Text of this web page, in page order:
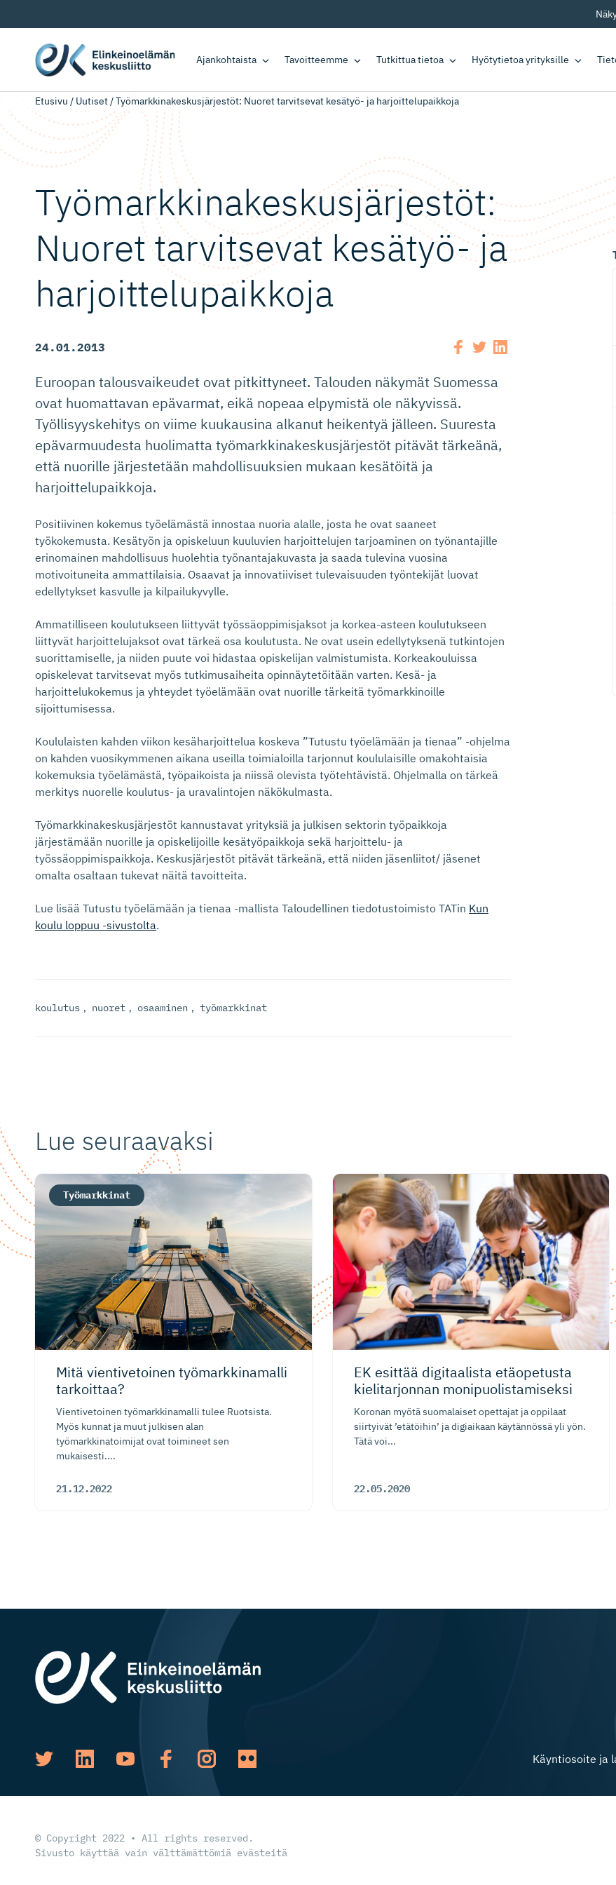
Ajankohtaista Tavoitteemme Tutkittua tietoa Hyötytietoa yrityksille
Etusivu / Uutiset/Työmarkkinakeskusjärjestöt: Nuoret tarvitsevat kesätyö- ja harjoittelupaikkoja
Työmarkki­na­kes­kus­jär­jestöt:
Nuoret tarvitsevat kesätyö- ja
harjoitte­lu­paikkoja
24.01.2013
Euroopan talousvaikeudet ovat pitkittyneet. Talouden näkymät Suomessa
ovat huomattavan epävarmat, eikä nopeaa elpymistä ole näkyvissä.
Työllisyyskehitys on viime kuukausina alkanut heikentyä jälleen. Suuresta
epävarmuudesta huolimatta työmarkkinakeskusjärjestöt pitävät tärkeänä,
että nuorille järjestetään mahdollisuuksien mukaan kesätöitä ja
harjoittelupaikkoja.
Positiivinen kokemus työelämästä innostaa nuoria alalle, josta he ovat saaneet
työkokemusta. Kesätyön ja opiskeluun kuuluvien harjoittelujen tarjoaminen on työnantajille
erinomainen mahdollisuus huolehtia työnantajakuvasta ja saada tulevina vuosina
motivoituneita ammattilaisia. Osaavat ja innovatiiviset tulevaisuuden työntekijät luovat
edellytykset kasvulle ja kilpailukyvylle.
Ammatilliseen koulutukseen liittyvät työssäoppimisjaksot ja korkea-asteen koulutukseen
liittyvät harjoittelujaksot ovat tärkeä osa koulutusta. Ne ovat usein edellytyksenä tutkintojen
suorittamiselle, ja niiden puute voi hidastaa opiskelijan valmistumista. Korkeakouluissa
opiskelevat tarvitsevat myös tutkimusaiheita opinnäytetöitään varten. Kesä- ja
harjoittelukokemus ja yhteydet työelämään ovat nuorille tärkeitä työmarkkinoille
sijoittumisessa.
Koululaisten kahden viikon kesäharjoittelua koskeva ”Tutustu työelämään ja tienaa” -ohjelma
on kahden vuosikymmenen aikana useilla toimialoilla tarjonnut koululaisille omakohtaisia
kokemuksia työelämästä, työpaikoista ja niissä olevista työtehtävistä. Ohjelmalla on tärkeä
merkitys nuorelle koulutus- ja uravalintojen näkökulmasta.
Työmarkkinakeskusjärjestöt kannustavat yrityksiä ja julkisen sektorin työpaikkoja
järjestämään nuorille ja opiskelijoille kesätyöpaikkoja sekä harjoittelu- ja
työssäoppimispaikkoja. Keskusjärjestöt pitävät tärkeänä, että niiden jäsenliitot/ jäsenet
omalta osaltaan tukevat näitä tavoitteita.
Lue lisää Tutustu työelämään ja tienaa -mallista Taloudellinen tiedotustoimisto TATin Kun
koulu loppuu -sivustolta.
koulutus , nuoret , osaaminen , työmarkkinat
Lue seuraavaksi
Mitä vientivetoinen työmarkki­namalli
tarkoittaa?
Vientivetoinen työmarkkinamalli tulee Ruotsista.
Myös kunnat ja muut julkisen alan
työmarkkinatoimijat ovat toimineet sen
mukaisesti....
21.12.2022
Työmarkkinat
EK esittää digitaalista etäopetusta
kielitarjonnan monipuolis­ta­miseksi
Koronan myötä suomalaiset opettajat ja oppilaat
siirtyivät ’etätöihin’ ja digiaikaan käytännössä yli yön.
Tätä voi...
22.05.2020
Käyntiosoite ja
© Copyright 2022 • All rights reserved.
Sivusto käyttää vain välttämättömiä evästeitä